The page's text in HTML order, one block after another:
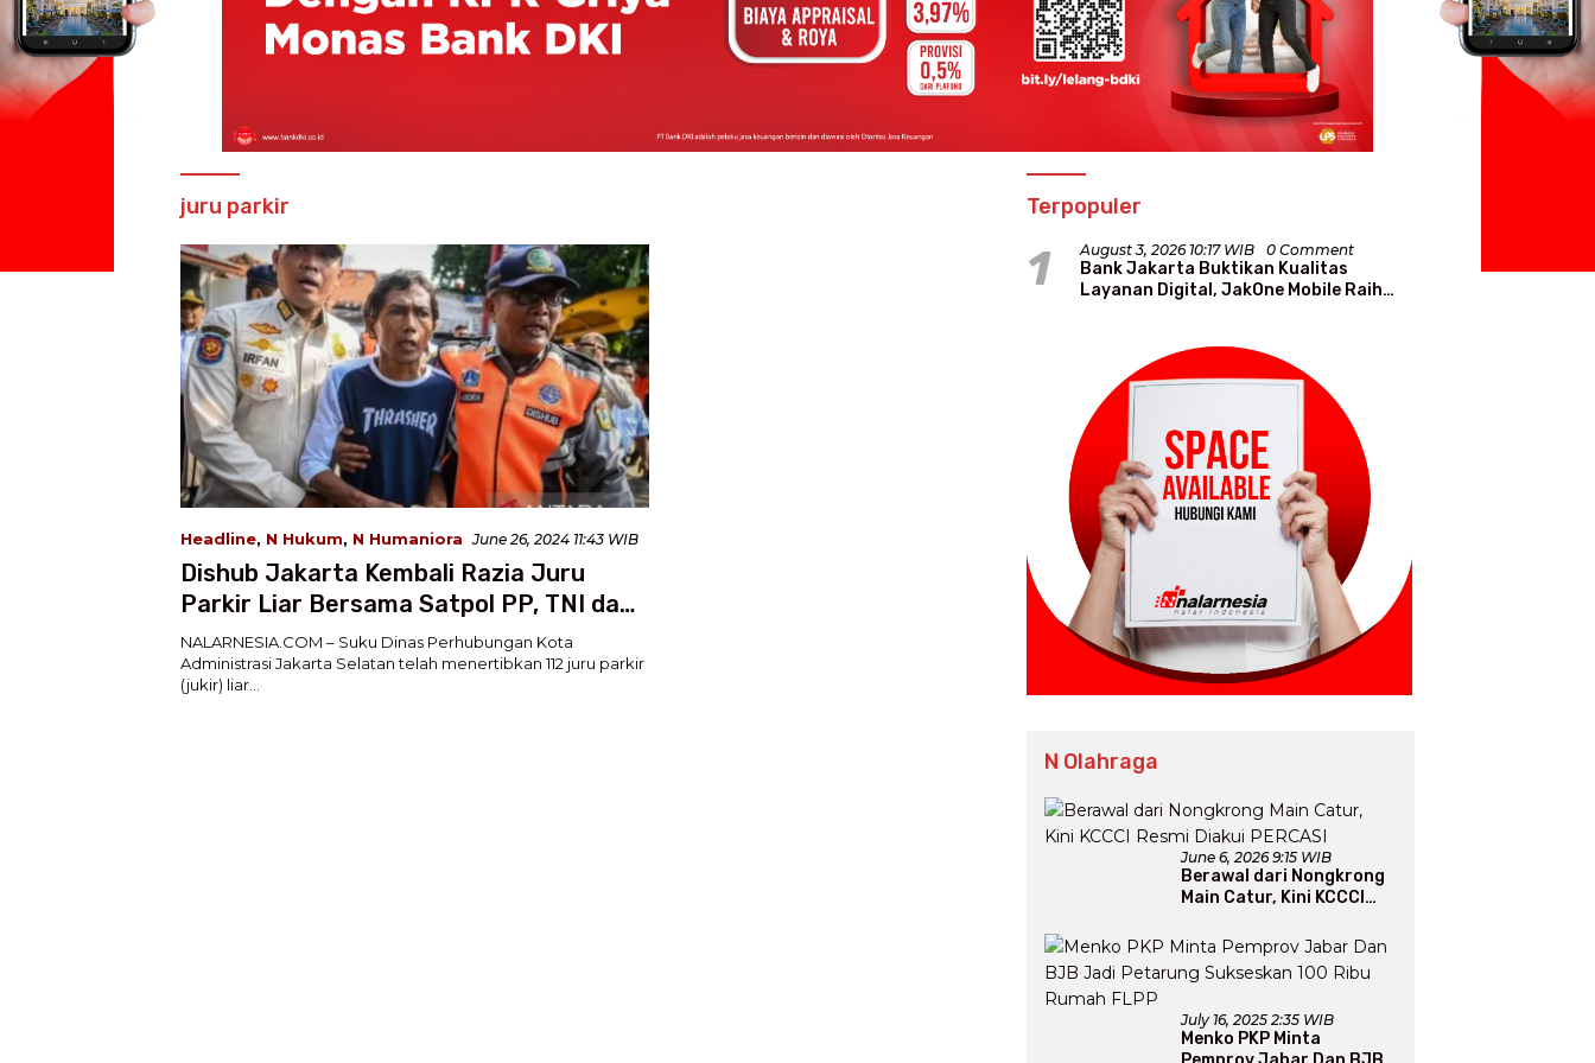
juru parkir
Headline, N Hukum, N Humaniora June 26, 2024 11:43 WIB
Dishub Jakarta Kembali Razia Juru
Parkir Liar Bersama Satpol PP, TNI dan
Polri
NALARNESIA.COM – Suku Dinas Perhubungan Kota
Administrasi Jakarta Selatan telah menertibkan 112 juru parkir
(jukir) liar…
Terpopuler
1 August 3, 2026 10:17 WIB 0 Comment
Bank Jakarta Buktikan Kualitas
Layanan Digital, JakOne Mobile Raih
N Olahraga
June 6, 2026 9:15 WIB
Berawal dari Nongkrong
Main Catur, Kini KCCCI
July 16, 2025 2:35 WIB
Menko PKP Minta